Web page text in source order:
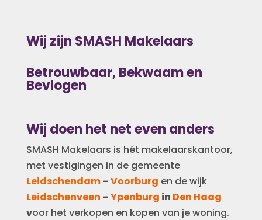
Wij zijn SMASH Makelaars
Betrouwbaar, Bekwaam en
Bevlogen
Wij doen het net even anders
SMASH Makelaars is hét makelaarskantoor,
met vestigingen in de gemeente
Leidschendam–Voorburg en de wijk
Leidschenveen –Ypenburg in Den Haag
voor het verkopen en kopen van je woning.